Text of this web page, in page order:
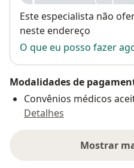
Disponibilidade
Este especialista não
neste endereço
O que eu posso fazer
Modalidades de
Convênios médicos
Detalhes
Mostrar